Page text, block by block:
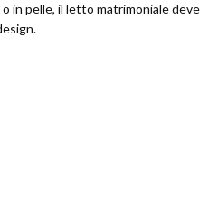
in pelle, il letto matrimoniale deve